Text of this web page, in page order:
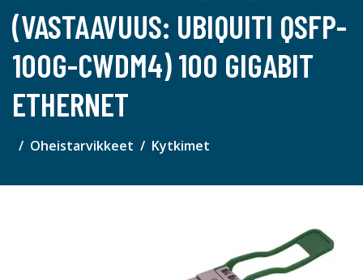
(VASTAAVUUS: UBIQUITI QSFP-
100G-CWDM4) 100 GIGABIT
ETHERNET
Oheistarvikkeet Kytkimet